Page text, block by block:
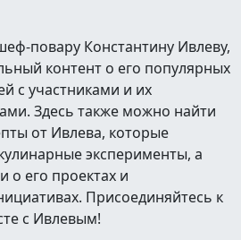
повару Константину Ивлеву,
контент о его популярных
с участниками и их
Здесь также можно найти
от Ивлева, которые
эксперименты, а
о его проектах и
Присоединяйтесь к
с Ивлевым!